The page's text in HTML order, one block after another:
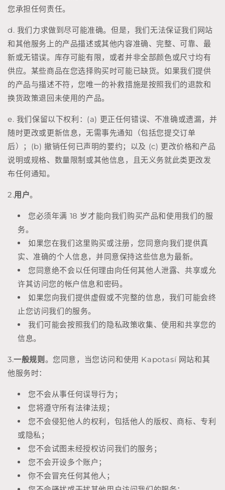
您承担任何责任。
d. 我们力求做到尽可能准确。但是，我们无法保证我们网站
和其他服务上的产品描述或其他内容准确、完整、可靠、最
新或无错误。库存可能有限，或者并非全部颜色或尺寸均有
供应。某些商品在您选择购买时可能已缺货。如果我们提供
的产品与描述不符，您唯一的补救措施是按照我们的退款和
换货政策退回未使用的产品。
e. 我们保留以下权利：(a) 更正任何错误、不准确或遗漏，并
随时更改或更新信息，无需事先通知（包括您提交订单
后）；(b) 撤销任何已声明的要约；以及 (c) 更改价格和产品
说明或规格、数量限制或其他信息，且无义务就此类更改发
布任何通知。
2.用户。
您必须年满 18 岁才能向我们购买产品和使用我们的服
务。
如果您在我们这里购买或注册，您同意向我们提供真
实、准确的个人信息，并同意保持这些信息为最新。
您同意绝不会以任何理由向任何其他人泄露、共享或允
许其访问您的帐户信息和密码。
如果您向我们提供虚假或不完整的信息，我们可能会终
止您访问我们的服务。
我们可能会按照我们的隐私政策收集、使用和共享您的
信息。
3.一般规则 。您同意，当您访问和使用 Kapotasí 网站和其
他服务时：
您不会从事任何误导行为；
您将遵守所有法律法规；
您不会侵犯他人的权利，包括他人的版权、商标、专利
或隐私；
您不会试图未经授权访问我们的服务；
您不会开设多个账户；
你不会冒充任何其他人；